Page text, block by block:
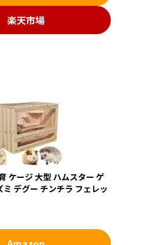
楽天市場
ケージ 大型 ハムスター ゲ
ミ デグー チンチラ フェレッ